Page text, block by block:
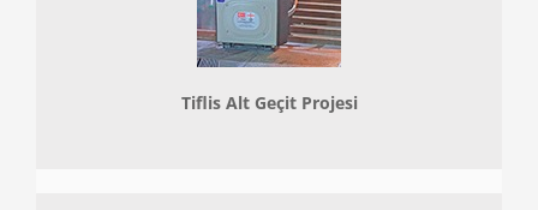
Tiflis Alt Geçit Projesi